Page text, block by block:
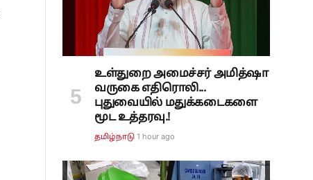
உள்துறை அமைச்சர் அமித்ஷா
வருகை எதிரொலி...
புதுவையில் மதுக்கடைகளை
மூட உத்தரவு.!
தமிழ்நாடு 1 hour ago